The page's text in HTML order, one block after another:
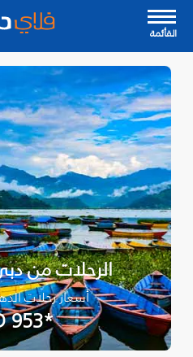
القأئمة
الرحلات من
أسعار رحلات
*AED 953